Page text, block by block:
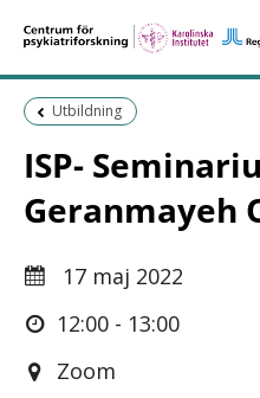
Föregående sida:
Utbildning
ISP-
Geranmayeh
17 maj 2022
12:00 - 13:00
Zoom